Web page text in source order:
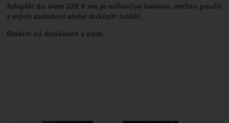
Adaptér do siete 220 V nie je súčasťou balenia, možno použiť
z iných zariadení alebo dokúpiť zvlášť.
Batérie sú dodávané v páre.